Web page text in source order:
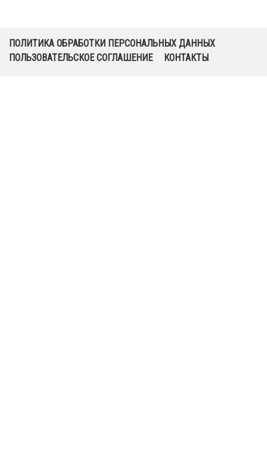
ПОЛИТИКА ОБРАБОТКИ ПЕРСОНАЛЬНЫХ ДАННЫХ
ПОЛЬЗОВАТЕЛЬСКОЕ СОГЛАШЕНИЕ
КОНТАКТЫ